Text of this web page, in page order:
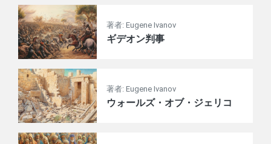
著者: Eugene Ivanov
ギデオン判事
著者: Eugene Ivanov
ウォールズ・オブ・ジェリコ